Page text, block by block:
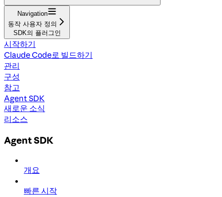
Navigation
동작 사용자 정의
SDK의 플러그인
시작하기
Claude Code로 빌드하기
관리
구성
참고
Agent SDK
새로운 소식
리소스
Agent SDK
개요
빠른 시작